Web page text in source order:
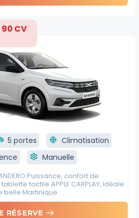
CV
5 portes ac_unit Climatisation
settings Manuelle
Puissance, confort de
tactile APPLE CARPLAY, Idéale
belle Martinique
RÉSERVE east